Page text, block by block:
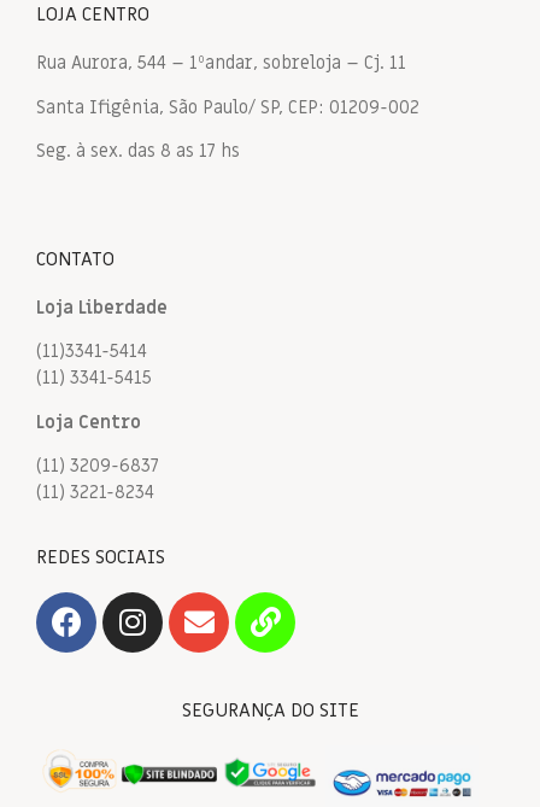
LOJA CENTRO
Rua Aurora, 544 – 1ºandar, sobreloja – Cj. 11
Santa Ifigênia, São Paulo/ SP, CEP: 01209-002
Seg. à sex. das 8 as 17 hs
CONTATO
Loja Liberdade
(11)3341-5414
(11) 3341-5415
Loja Centro
(11) 3209-6837
(11) 3221-8234
REDES SOCIAIS
SEGURANÇA DO SITE